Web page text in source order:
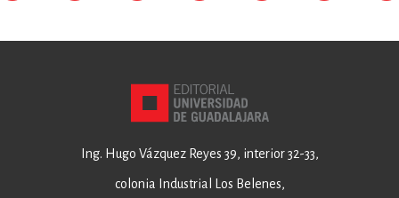
Ing. Hugo Vázquez Reyes 39, interior 32-33,
colonia Industrial Los Belenes,